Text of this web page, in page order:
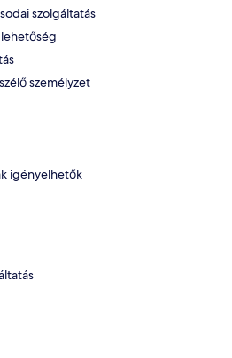
szolgáltatás
személyzet
igényelhetők